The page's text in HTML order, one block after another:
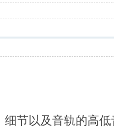
节以及音轨的高低